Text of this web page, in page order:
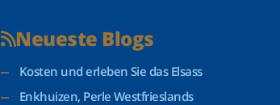
Neueste Blogs
Kosten und erleben Sie das Elsass
Enkhuizen, Perle Westfrieslands